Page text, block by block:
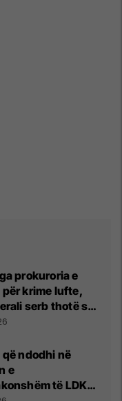
prokuroria e
për krime lufte,
serb thotë se
në
ndodhi në
e
të LDK-